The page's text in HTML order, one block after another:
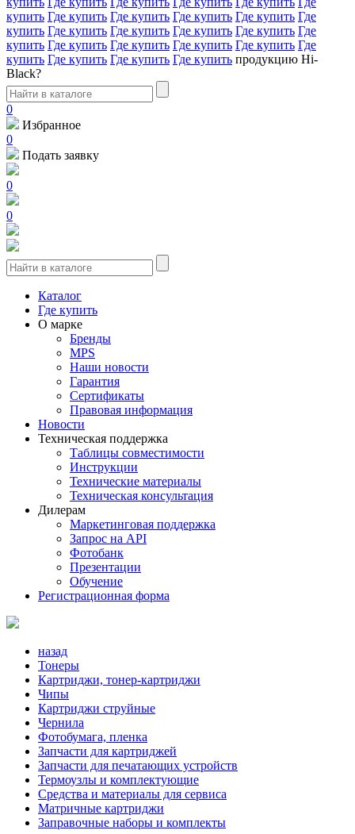
купить Где купить Где купить Где купить Где купить Где
купить Где купить Где купить Где купить Где купить Где
купить Где купить Где купить Где купить Где купить Где
купить Где купить Где купить Где купить продукцию Hi-
Black?
0
Избранное
0
Подать заявку
0
0
Каталог
Где купить
О марке
Бренды
MPS
Наши новости
Гарантия
Сертификаты
Правовая информация
Новости
Техническая поддержка
Таблицы совместимости
Инструкции
Технические материалы
Техническая консультация
Дилерам
Маркетинговая поддержка
Запрос на API
Фотобанк
Презентации
Обучение
Регистрационная форма
назад
Тонеры
Картриджи, тонер-картриджи
Чипы
Картриджи струйные
Чернила
Фотобумага, пленка
Запчасти для картриджей
Запчасти для печатающих устройств
Термоузлы и комплектующие
Средства и материалы для сервиса
Матричные картриджи
Заправочные наборы и комплекты